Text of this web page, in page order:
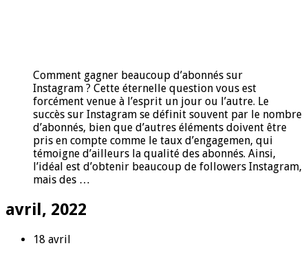
Comment gagner beaucoup d’abonnés sur
Instagram ? Cette éternelle question vous est
forcément venue à l’esprit un jour ou l’autre. Le
succès sur Instagram se définit souvent par le nombre
d’abonnés, bien que d’autres éléments doivent être
pris en compte comme le taux d’engagemen, qui
témoigne d’ailleurs la qualité des abonnés. Ainsi,
l’idéal est d’obtenir beaucoup de followers Instagram,
mais des …
avril, 2022
18 avril